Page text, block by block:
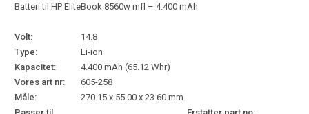
Batteri til HP EliteBook 8560w mfl – 4.400 mAh
Volt:
14.8
Type:
Li-ion
Kapacitet:
4.400 mAh (65.12 Whr)
Vores art nr:
605-258
Måle:
270.15 x 55.00 x 23.60 mm